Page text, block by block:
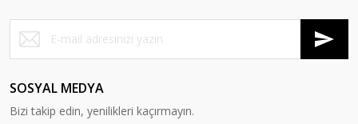
SOSYAL MEDYA
Bizi takip edin, yenilikleri kaçırmayın.